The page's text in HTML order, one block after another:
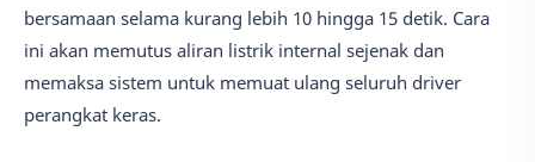
bersamaan selama kurang lebih 10 hingga 15 detik. Cara
ini akan memutus aliran listrik internal sejenak dan
memaksa sistem untuk memuat ulang seluruh driver
perangkat keras.